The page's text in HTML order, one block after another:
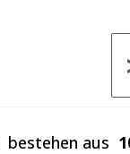
bestehen aus